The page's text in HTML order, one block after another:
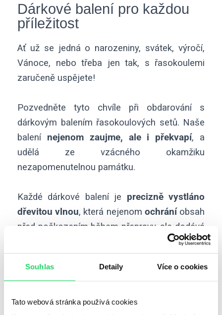
Souhlas Detaily Více o cookies
Tato webová stránka používá cookies
Dárkové balení pro každou
příležitost
Ať už se jedná o narozeniny, svátek, výročí,
Vánoce, nebo třeba jen tak, s řasokoulemi
zaručeně uspějete!
Pozvedněte tyto chvíle při obdarování s
dárkovým balením řasokoulových setů. Naše
balení nejenom zaujme, ale i překvapí, a
udělá ze vzácného okamžiku
nezapomenutelnou památku.
Každé dárkové balení je precizně vystláno
dřevitou vlnou, která nejenom ochráníobsah
před poškozením během přepravy, ale dodává
přírodní elegance. Uvnitř
krabičky samozřejmě nechybí kartička s
instrukcemi, jak se o řasokoule starat.